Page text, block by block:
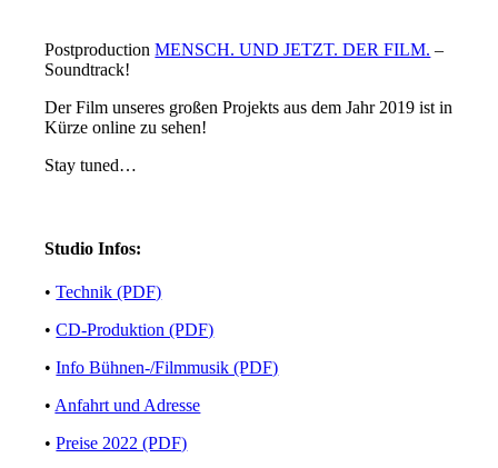
PostproductionMENSCH. UND JETZT. DER FILM. –
Soundtrack!
Der Film unseres großen Projekts aus dem Jahr 2019 ist in
Kürze online zu sehen!
Stay tuned…
Studio Infos:
•Technik (PDF)
•CD-Produktion (PDF)
•Info Bühnen-/Filmmusik (PDF)
• Anfahrt und Adresse
•Preise 2022 (PDF)